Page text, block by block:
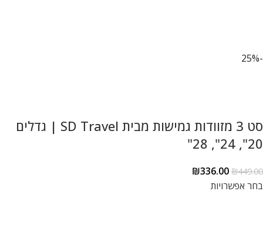
-25%
סט 3 מזוודות גמישות מבית SD Travel | גדלים
20", 24", 28"
₪449.00
₪336.00
בחר אפשרויות